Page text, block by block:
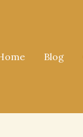
Blog